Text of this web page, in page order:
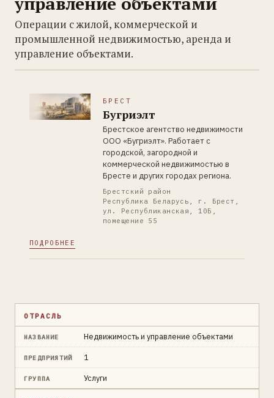
Операции с жилой, коммерческой и
промышленной недвижимостью, аренда и
управление объектами.
БРЕСТ
Бугриэлт
Брестское агентство недвижимости
ООО «Бугриэлт». Работает с
городской, загородной и
коммерческой недвижимостью в
Бресте и других городах региона.
Брестский район
Республика Беларусь, г. Брест,
ул. Республиканская, 10Б,
помещение 55
ПОДРОБНЕЕ
ОТРАСЛЬ
НАЗВАНИЕ Недвижимость и управление объектами
ПРЕДПРИЯТИЙ 1
ГРУППА Услуги